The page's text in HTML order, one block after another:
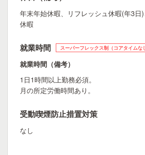
年末年始休暇、リフレッシュ休暇(年3日
休暇
就業時間 スーパーフレックス制（コアタイムな
就業時間（備考）
1日1時間以上勤務必須。
月の所定労働時間あり。
受動喫煙防止措置対策
なし